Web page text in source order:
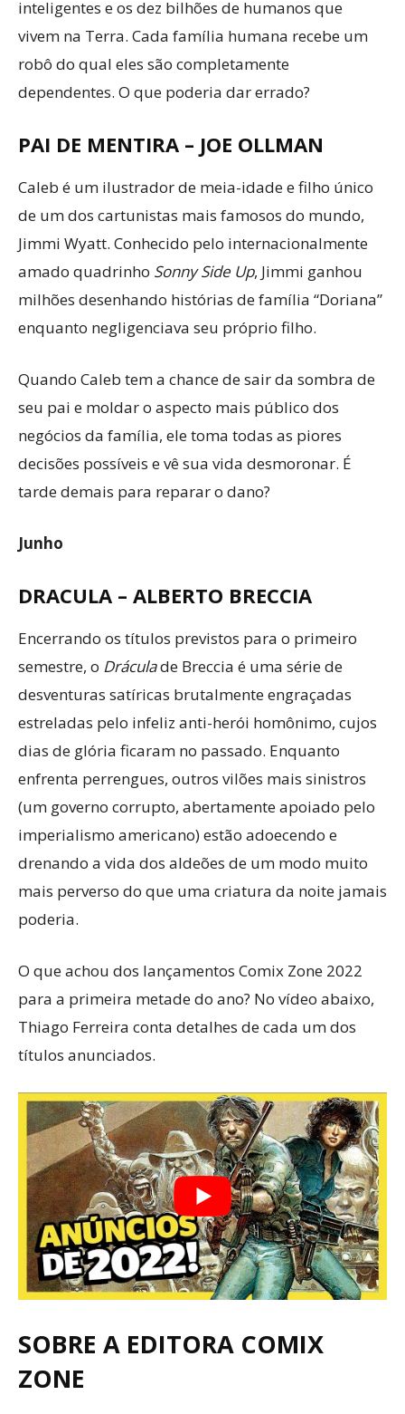
inteligentes e os dez bilhões de humanos que
vivem na Terra. Cada família humana recebe um
robô do qual eles são completamente
dependentes. O que poderia dar errado?
PAI DE MENTIRA – JOE OLLMAN
Caleb é um ilustrador de meia-idade e filho único
de um dos cartunistas mais famosos do mundo,
Jimmi Wyatt. Conhecido pelo internacionalmente
amado quadrinho Sonny Side Up, Jimmi ganhou
milhões desenhando histórias de família “Doriana”
enquanto negligenciava seu próprio filho.
Quando Caleb tem a chance de sair da sombra de
seu pai e moldar o aspecto mais público dos
negócios da família, ele toma todas as piores
decisões possíveis e vê sua vida desmoronar. É
tarde demais para reparar o dano?
Junho
DRACULA – ALBERTO BRECCIA
Encerrando os títulos previstos para o primeiro
semestre, o Dráculade Breccia é uma série de
desventuras satíricas brutalmente engraçadas
estreladas pelo infeliz anti-herói homônimo, cujos
dias de glória ficaram no passado. Enquanto
enfrenta perrengues, outros vilões mais sinistros
(um governo corrupto, abertamente apoiado pelo
imperialismo americano) estão adoecendo e
drenando a vida dos aldeões de um modo muito
mais perverso do que uma criatura da noite jamais
poderia.
O que achou dos lançamentos Comix Zone 2022
para a primeira metade do ano? No vídeo abaixo,
Thiago Ferreira conta detalhes de cada um dos
títulos anunciados.
SOBRE A EDITORA COMIX
ZONE